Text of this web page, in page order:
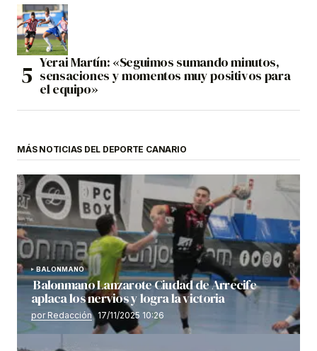
Yerai Martín: «Seguimos sumando minutos,
sensaciones y momentos muy positivos para
el equipo»
MÁS NOTICIAS DEL DEPORTE CANARIO
BALONMANO
Balonmano Lanzarote Ciudad de Arrecife
aplaca los nervios y logra la victoria
por Redacción 17/11/2025 10:26